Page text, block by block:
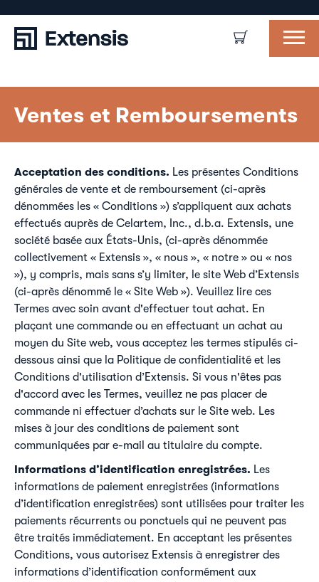
Ventes et Remboursements
Acceptation des conditions. Les présentes Conditions
générales de vente et de remboursement (ci-après
dénommées les « Conditions ») s’appliquent aux achats
effectués auprès de Celartem, Inc., d.b.a. Extensis, une
société basée aux États-Unis, (ci-après dénommée
collectivement « Extensis », « nous », « notre » ou « nos
»), y compris, mais sans s’y limiter, le site Web d’Extensis
(ci-après dénommé le « Site Web »). Veuillez lire ces
Termes avec soin avant d'effectuer tout achat. En
plaçant une commande ou en effectuant un achat au
moyen du Site web, vous acceptez les termes stipulés ci-
dessous ainsi que la Politique de confidentialité et les
Conditions d'utilisation d’Extensis. Si vous n'êtes pas
d'accord avec les Termes, veuillez ne pas placer de
commande ni effectuer d’achats sur le Site web. Les
mises à jour des conditions de paiement sont
communiquées par e-mail au titulaire du compte.
Informations d’identification enregistrées. Les
informations de paiement enregistrées (informations
d’identification enregistrées) sont utilisées pour traiter les
paiements récurrents ou ponctuels qui ne peuvent pas
être traités immédiatement. En acceptant les présentes
Conditions, vous autorisez Extensis à enregistrer des
informations d’identification conformément aux